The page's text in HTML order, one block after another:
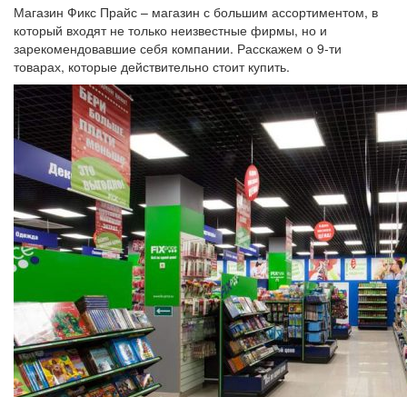
Магазин Фикс Прайс – магазин с большим ассортиментом, в
который входят не только неизвестные фирмы, но и
зарекомендовавшие себя компании. Расскажем о 9-ти
товарах, которые действительно стоит купить.